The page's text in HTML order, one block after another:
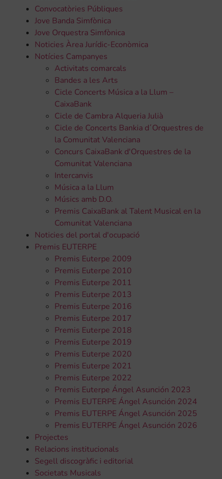
Convocatòries Públiques
Jove Banda Simfònica
Jove Orquestra Simfònica
Noticies Àrea Jurídic-Econòmica
Notícies Campanyes
Activitats comarcals
Bandes a les Arts
Cicle Concerts Música a la Llum –
CaixaBank
Cicle de Cambra Alqueria Julià
Cicle de Concerts Bankia d´Orquestres de
la Comunitat Valenciana
Concurs CaixaBank d'Orquestres de la
Comunitat Valenciana
Intercanvis
Música a la Llum
Músics amb D.O.
Premis CaixaBank al Talent Musical en la
Comunitat Valenciana
Noticies del portal d'ocupació
Premis EUTERPE
Premis Euterpe 2009
Premis Euterpe 2010
Premis Euterpe 2011
Premis Euterpe 2013
Premis Euterpe 2016
Premis Euterpe 2017
Premis Euterpe 2018
Premis Euterpe 2019
Premis Euterpe 2020
Premis Euterpe 2021
Premis Euterpe 2022
Premis Euterpe Ángel Asunción 2023
Premis EUTERPE Ángel Asunción 2024
Premis EUTERPE Ángel Asunción 2025
Premis EUTERPE Ángel Asunción 2026
Projectes
Relacions institucionals
Segell discogràfic i editorial
Societats Musicals